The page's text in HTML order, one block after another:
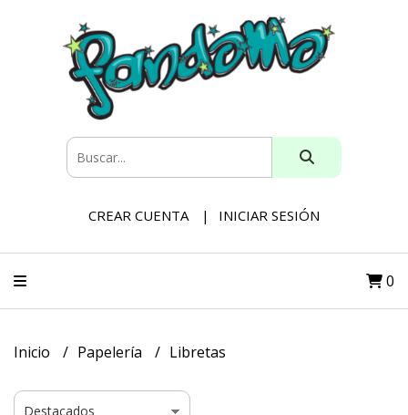
CREAR CUENTA INICIAR SESIÓN
0
Inicio Papelería Libretas